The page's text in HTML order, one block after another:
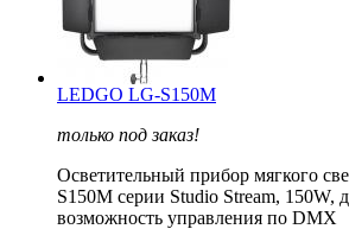
LEDGO LG-S150M
только под заказ!
Осветительный прибор мягкого
S150M серии Studio Stream, 150W,
возможность управления по DMX